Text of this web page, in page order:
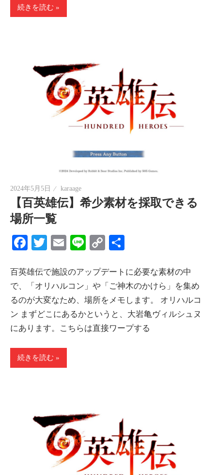
続きを読む
2024年5月5日 karaage
【百英雄伝】希少素材を採取できる
場所一覧
Facebook
Twitter
EmailLineCopy
百英雄伝で施設のアップデートに必要な素材の中
で、「オリハルコン」や「ご神木のかけら」を集め
るのが大変なため、場所をメモします。 オリハルコ
ン まずどこにあるかというと、大岩亀ヴィルシュヌ
にあります。こちらは直接ワープする
続きを読む